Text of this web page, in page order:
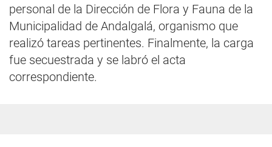
personal de la Dirección de Flora y Fauna de la
Municipalidad de Andalgalá, organismo que
realizó tareas pertinentes. Finalmente, la carga
fue secuestrada y se labró el acta
correspondiente.